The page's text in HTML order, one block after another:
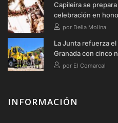
Capileira se
celebración en
por Delia Molina
La Junta refuerza
Granada con cinco
por El Comarcal
INFORMACIÓN